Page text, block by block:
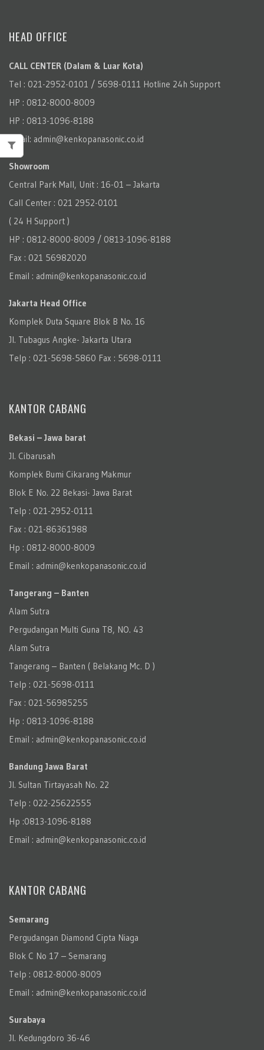
HEAD OFFICE
CALL CENTER (Dalam & Luar Kota)
Tel : 021-2952-0101 / 5698-0111 Hotline 24h Support
HP : 0812-8000-8009
HP : 0813-1096-8188
Email: admin@kenkopanasonic.co.id
Showroom
Central Park Mall, Unit : 16-01 – Jakarta
Call Center : 021 2952-0101
( 24 H Support )
HP : 0812-8000-8009 / 0813-1096-8188
Fax : 021 56982020
Email : admin@kenkopanasonic.co.id
Jakarta Head Office
Komplek Duta Square Blok B No. 16
Jl. Tubagus Angke- Jakarta Utara
Telp : 021-5698-5860 Fax : 5698-0111
KANTOR CABANG
Bekasi – Jawa barat
Jl. Cibarusah
Komplek Bumi Cikarang Makmur
Blok E No. 22 Bekasi- Jawa Barat
Telp : 021-2952-0111
Fax : 021-86361988
Hp : 0812-8000-8009
Email : admin@kenkopanasonic.co.id
Tangerang – Banten
Alam Sutra
Pergudangan Multi Guna T8, NO. 43
Alam Sutra
Tangerang – Banten‎ ( Belakang Mc. D )
Telp : 021-5698-0111
Fax : 021-56985255
Hp : 0813-1096-8188
Email : admin@kenkopanasonic.co.id
Bandung Jawa Barat
Jl. Sultan Tirtayasah‎ No. 22
Telp : 022-25622555
Hp :0813-1096-8188
Email : admin@kenkopanasonic.co.id
KANTOR CABANG
Semarang
Pergudangan Diamond Cipta Niaga
Blok C No 17 – Semarang
Telp : 0812-8000-8009
Email : admin@kenkopanasonic.co.id
Surabaya
Jl. Kedungdoro 36-46